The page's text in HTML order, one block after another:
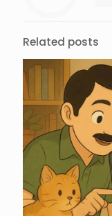
Related posts